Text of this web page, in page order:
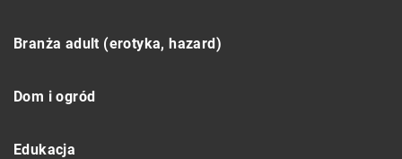
Branża adult (erotyka, hazard)
Dom i ogród
Edukacja